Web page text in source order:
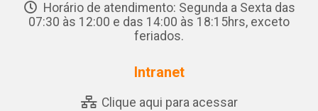
Horário de atendimento: Segunda a Sexta das
07:30 às 12:00 e das 14:00 às 18:15hrs, exceto
feriados.
Intranet
Clique aqui para acessar